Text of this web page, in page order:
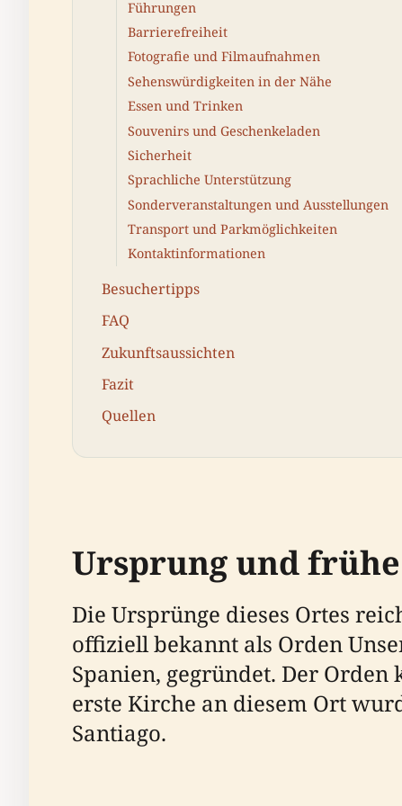
Führungen
Barrierefreiheit
Fotografie und Filmaufnahmen
Sehenswürdigkeiten in der Nähe
Essen und Trinken
Souvenirs und Geschenkeladen
Sicherheit
Sprachliche Unterstützung
Sonderveranstaltungen und Ausstellungen
Transport und Parkmöglichkeiten
Kontaktinformationen
Besuchertipps
FAQ
Zukunftsaussichten
Fazit
Quellen
Ursprung und
Die Ursprünge dieses Ortes
offiziell bekannt als Orden
Spanien, gegründet. Der
erste Kirche an diesem Ort
Santiago.